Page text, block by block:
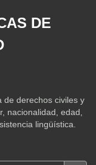
DE
de derechos civiles y
nacionalidad, edad,
lingüística.